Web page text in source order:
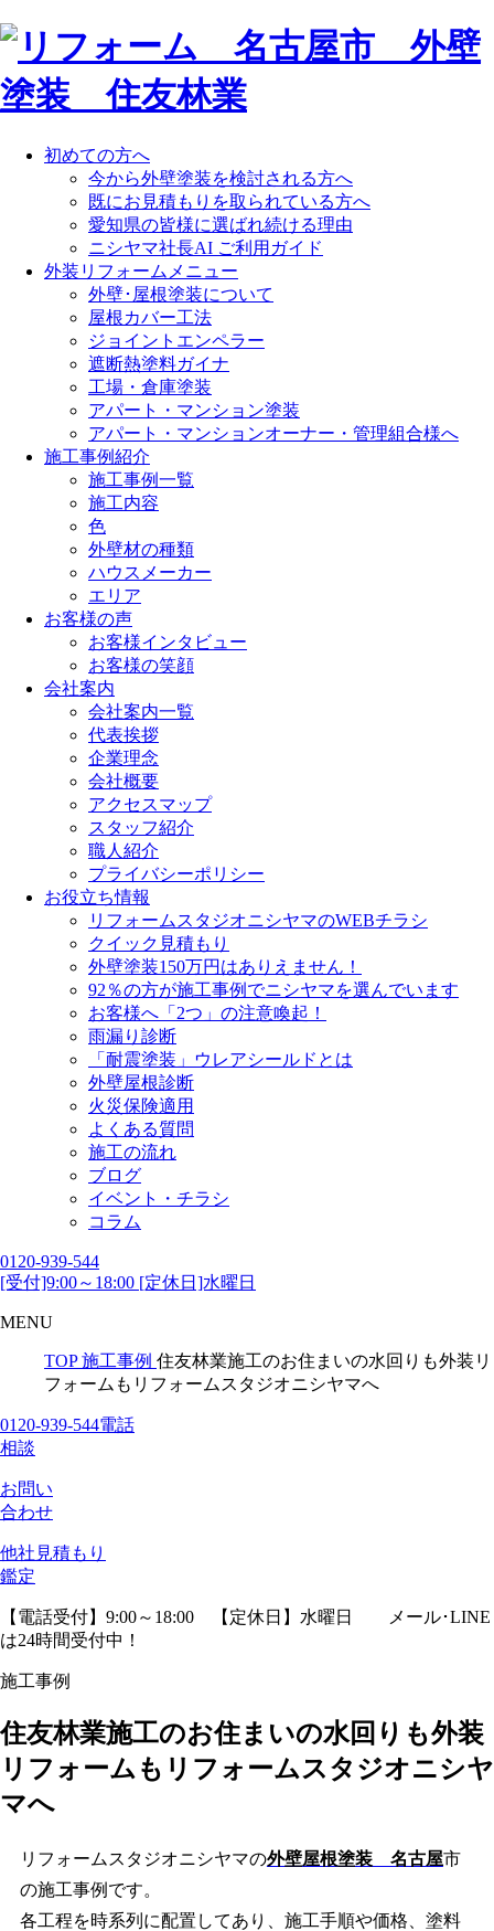
初めての方へ
今から外壁塗装を検討される方へ
既にお見積もりを取られている方へ
愛知県の皆様に選ばれ続ける理由
ニシヤマ社長AI ご利用ガイド
外装リフォームメニュー
外壁･屋根塗装について
屋根カバー工法
ジョイントエンペラー
遮断熱塗料ガイナ
工場・倉庫塗装
アパート・マンション塗装
アパート・マンションオーナー・管理組合様へ
施工事例紹介
施工事例一覧
施工内容
色
外壁材の種類
ハウスメーカー
エリア
お客様の声
お客様インタビュー
お客様の笑顔
会社案内
会社案内一覧
代表挨拶
企業理念
会社概要
アクセスマップ
スタッフ紹介
職人紹介
プライバシーポリシー
お役立ち情報
リフォームスタジオニシヤマのWEBチラシ
クイック見積もり
外壁塗装150万円はありえません！
92％の方が施工事例でニシヤマを選んでいます
お客様へ「2つ」の注意喚起！
雨漏り診断
「耐震塗装」ウレアシールドとは
外壁屋根診断
火災保険適用
よくある質問
施工の流れ
ブログ
イベント・チラシ
コラム
0120-939-544
[受付]9:00～18:00 [定休日]水曜日
MENU
TOP 施工事例 住友林業施工のお住まいの水回りも外装リ
フォームもリフォームスタジオニシヤマへ
0120-939-544電話
相談
お問い
合わせ
他社見積もり
鑑定
【電話受付】9:00～18:00 【定休日】水曜日
メール･LINE
は24時間受付中！
施工事例
住友林業施工のお住まいの水回りも外装
リフォームもリフォームスタジオニシヤ
マへ
リフォームスタジオニシヤマの外壁屋根塗装 名古屋市
の施工事例です。
各工程を時系列に配置してあり、施工手順や価格、塗料